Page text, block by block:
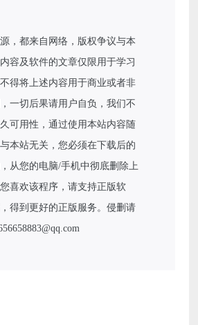
，都来自网络，版权争议与本
容及软件的文章仅限用于学习
得将上述内容用于商业或者非
一切后果请用户自负，我们不
可用性，通过使用本站内容随
本站无关，您必须在下载后的
从您的电脑/手机中彻底删除上
喜欢该程序，请支持正版软
得到更好的正版服务。侵删请